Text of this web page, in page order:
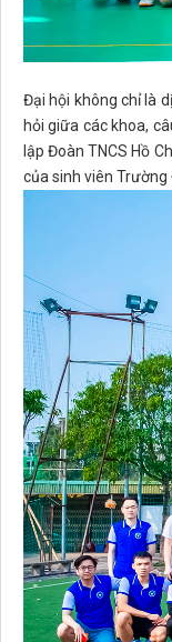
Đại hội không chỉ là
hỏi giữa các khoa,
lập Đoàn TNCS Hồ
của sinh viên Trường